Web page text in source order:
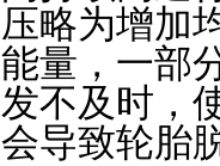
压略为增加
能量，一部
发不及时，
会导致轮胎